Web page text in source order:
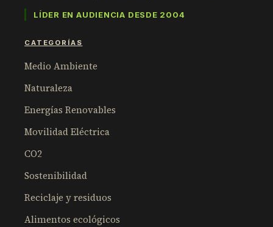
LÍDER EN AUDIENCIA DESDE 2004
CATEGORÍAS
Medio Ambiente
Naturaleza
Energías Renovables
Movilidad Eléctrica
CO2
Sostenibilidad
Reciclaje y residuos
Alimentos ecológicos